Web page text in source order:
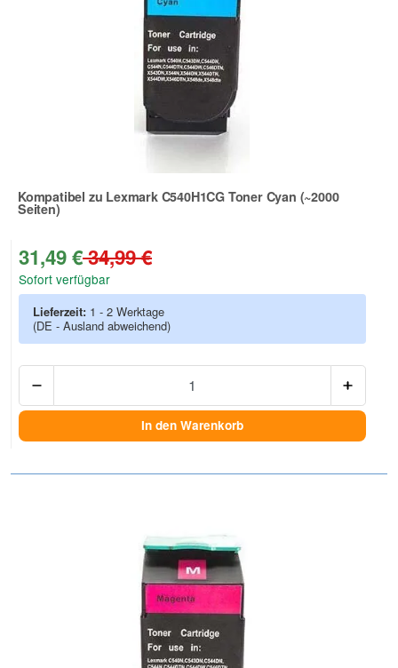
Kompatibel zu Lexmark C540H1CG Toner Cyan (~2000
Seiten)
Zur Artikelbewertung
31,49 €34,99 €
Sofort verfügbar
Lieferzeit: 1 - 2 Werktage
(DE - Ausland abweichend)
In den Warenkorb